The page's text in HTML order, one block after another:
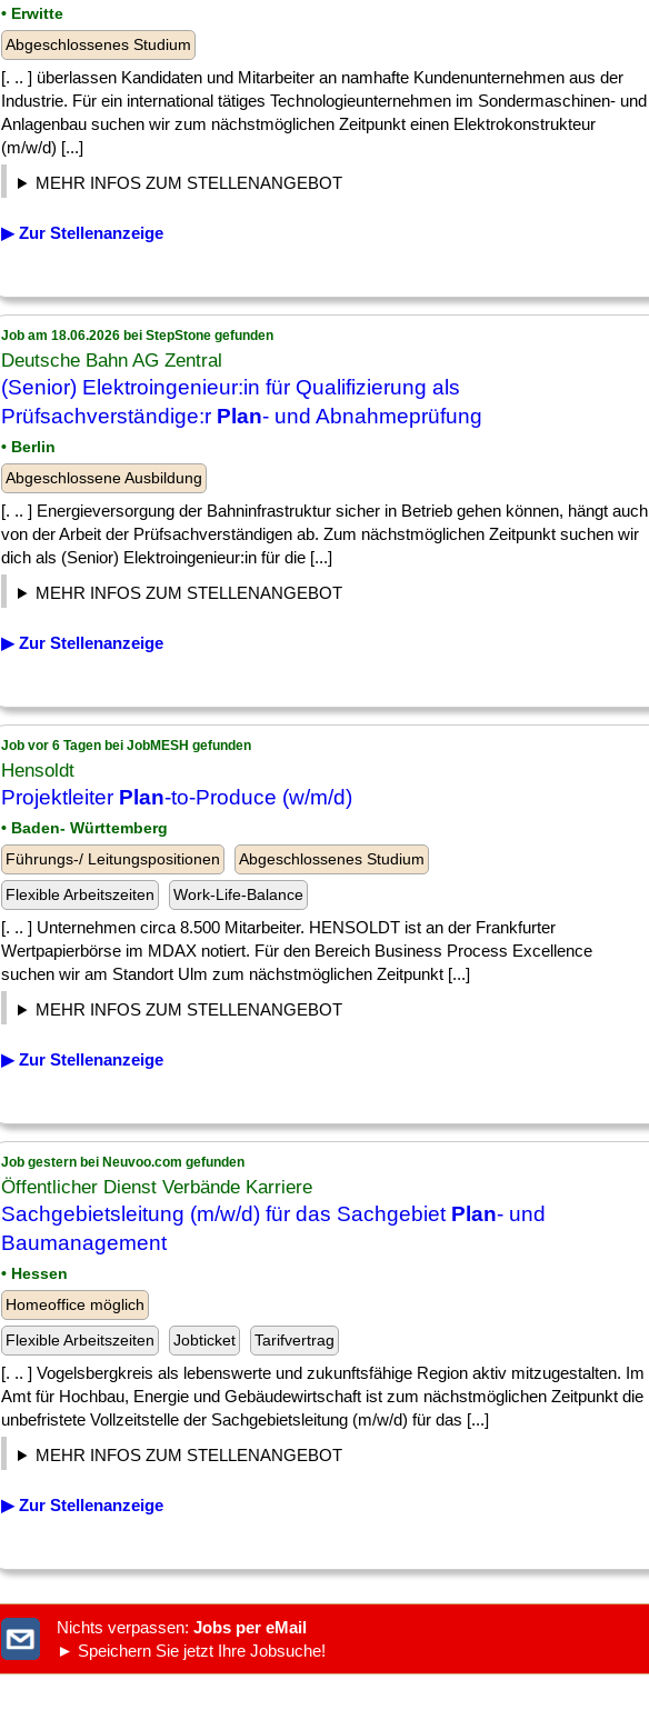
• Erwitte
Abgeschlossenes Studium
[. .. ] überlassen Kandidaten und Mitarbeiter an namhafte Kundenunternehmen aus der
Industrie. Für ein international tätiges Technologieunternehmen im Sondermaschinen- und
Anlagenbau suchen wir zum nächstmöglichen Zeitpunkt einen Elektrokonstrukteur
(m/w/d) [...]
MEHR INFOS ZUM STELLENANGEBOT
▶ Zur Stellenanzeige
Job am 18.06.2026 bei StepStone gefunden
Deutsche Bahn AG Zentral
(Senior) Elektroingenieur:in für Qualifizierung als
Prüfsachverständige:r Plan- und Abnahmeprüfung
• Berlin
Abgeschlossene Ausbildung
[. .. ] Energieversorgung der Bahninfrastruktur sicher in Betrieb gehen können, hängt auch
von der Arbeit der Prüfsachverständigen ab. Zum nächstmöglichen Zeitpunkt suchen wir
dich als (Senior) Elektroingenieur:in für die [...]
MEHR INFOS ZUM STELLENANGEBOT
▶ Zur Stellenanzeige
Job vor 6 Tagen bei JobMESH gefunden
Hensoldt
Projektleiter Plan-to-Produce (w/m/d)
• Baden- Württemberg
Führungs-/ Leitungspositionen
Abgeschlossenes Studium
Flexible Arbeitszeiten
Work-Life-Balance
[. .. ] Unternehmen circa 8.500 Mitarbeiter. HENSOLDT ist an der Frankfurter
Wertpapierbörse im MDAX notiert. Für den Bereich Business Process Excellence
suchen wir am Standort Ulm zum nächstmöglichen Zeitpunkt [...]
MEHR INFOS ZUM STELLENANGEBOT
▶ Zur Stellenanzeige
Job gestern bei Neuvoo.com gefunden
Öffentlicher Dienst Verbände Karriere
Sachgebietsleitung (m/w/d) für das Sachgebiet Plan- und
Baumanagement
• Hessen
Homeoffice möglich
Flexible Arbeitszeiten
Jobticket Tarifvertrag
[. .. ] Vogelsbergkreis als lebenswerte und zukunftsfähige Region aktiv mitzugestalten. Im
Amt für Hochbau, Energie und Gebäudewirtschaft ist zum nächstmöglichen Zeitpunkt die
unbefristete Vollzeitstelle der Sachgebietsleitung (m/w/d) für das [...]
MEHR INFOS ZUM STELLENANGEBOT
▶ Zur Stellenanzeige
Nichts verpassen: Jobs per eMail
► Speichern Sie jetzt Ihre Jobsuche!